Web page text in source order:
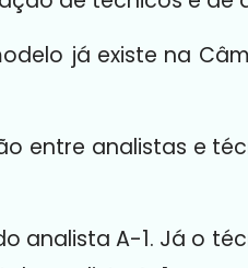
já existe na
entre analistas e
analista A-1. Já o